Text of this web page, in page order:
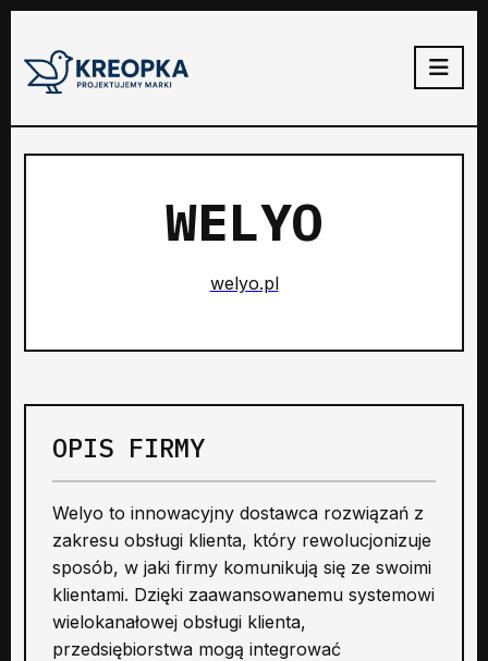
WELYO
welyo.pl
OPIS FIRMY
Welyo to innowacyjny dostawca rozwiązań z
zakresu obsługi klienta, który rewolucjonizuje
sposób, w jaki firmy komunikują się ze swoimi
klientami. Dzięki zaawansowanemu systemowi
wielokanałowej obsługi klienta,
przedsiębiorstwa mogą integrować